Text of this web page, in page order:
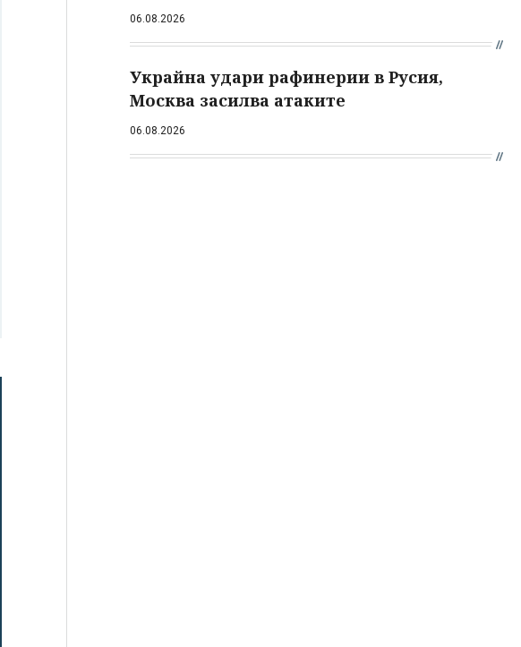
06.08.2026
Украйна удари рафинерии в Русия,
Москва засилва атаките
06.08.2026